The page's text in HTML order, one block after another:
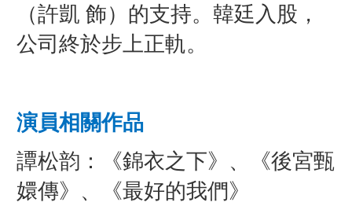
（許凱 飾）的支持。韓廷入股，
公司終於步上正軌。
演員相關作品
譚松韵：《錦衣之下》、《後宮甄
嬛傳》、《最好的我們》